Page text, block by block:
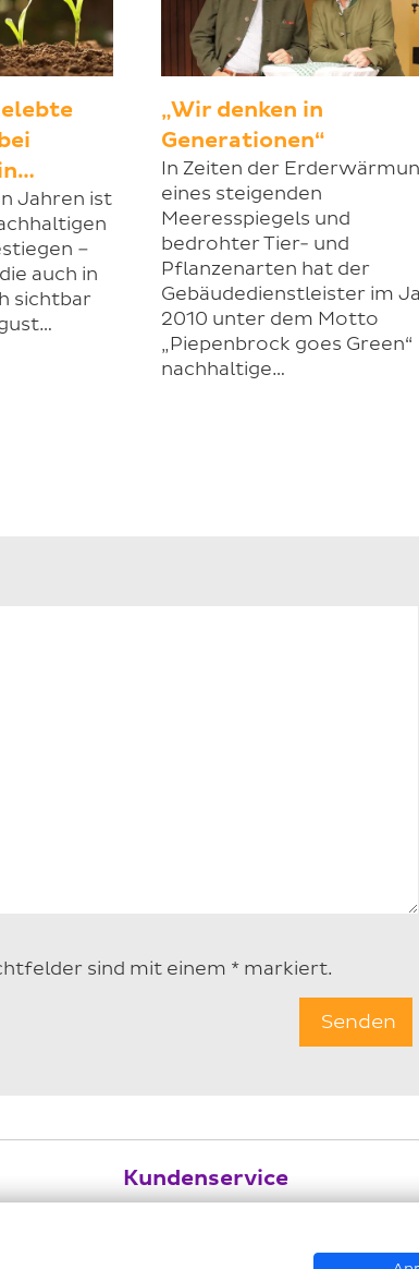
Jahren ist
–
auch in
sichtbar
„Wir denken in
Generationen“
In Zeiten der
eines steigenden
Meeresspiegels und
bedrohter Tier- und
Pflanzenarten hat der
Gebäudedienstleister im
2010 unter dem Motto
„Piepenbrock goes Green“
nachhaltige…
sind mit einem * markiert.
Kundenservice